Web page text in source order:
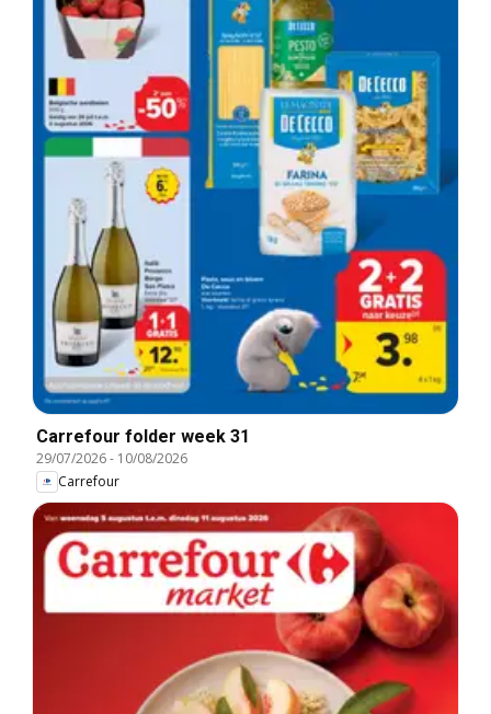
Carrefour folder week 31
29/07/2026- 10/08/2026
Carrefour